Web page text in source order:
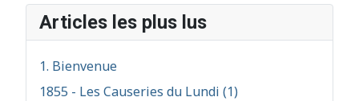
Articles les plus lus
1. Bienvenue
1855 - Les Causeries du Lundi (1)